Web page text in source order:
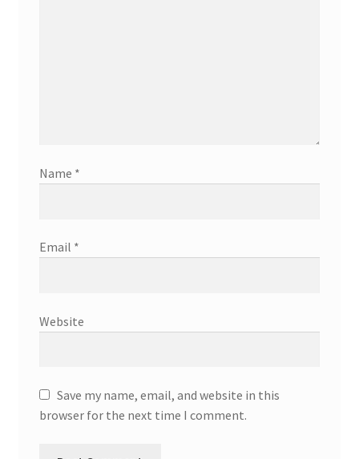
Name *
Email *
Website
Save my name, email, and website in this
browser for the next time I comment.